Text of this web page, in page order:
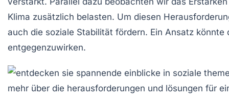
Klima zusätzlich belasten. Um diesen
auch die soziale Stabilität fördern. Ein Ansatz könnte
entgegenzuwirken.